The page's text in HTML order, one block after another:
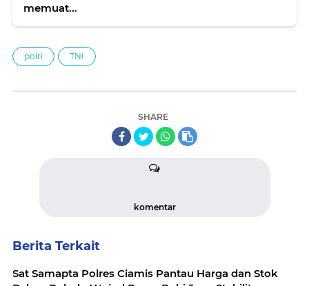
memuat...
polri TNI
SHARE
komentar
Berita Terkait
Sat Samapta Polres Ciamis Pantau Harga dan Stok